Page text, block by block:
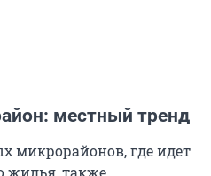
местный тренд
микрорайонов, где идет
жилья, также